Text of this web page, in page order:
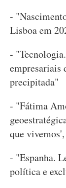
-
Lisboa em
-
empresariais
precipitada"
- "Fátima
que
- "Espanha.
política e